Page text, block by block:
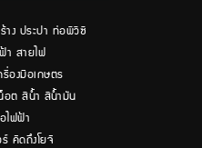
าง ประปา ท่อพีวีซี
สายไฟ
รื่องมือเกษตร
ต สีน้ำ สีน้ำมัน
ไฟฟ้า
คิดถึงโยจิ